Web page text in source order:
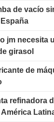
de vacío
jm necesita
girasol
de
refinadora
América